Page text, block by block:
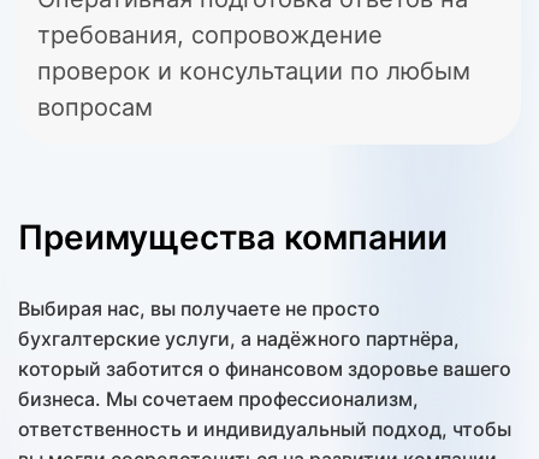
требования, сопровождение
проверок и консультации по любым
вопросам
Преимущества компании
Выбирая нас, вы получаете не просто
бухгалтерские услуги, а надёжного партнёра,
который заботится о финансовом здоровье вашего
бизнеса. Мы сочетаем профессионализм,
ответственность и индивидуальный подход, чтобы